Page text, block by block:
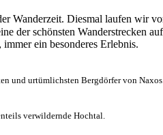
Wanderzeit. Diesmal laufen wir
der schönsten Wanderstrecken
ein besonderes Erlebnis.
und urtümlichsten Bergdörfer von
verwildernde Hochtal.